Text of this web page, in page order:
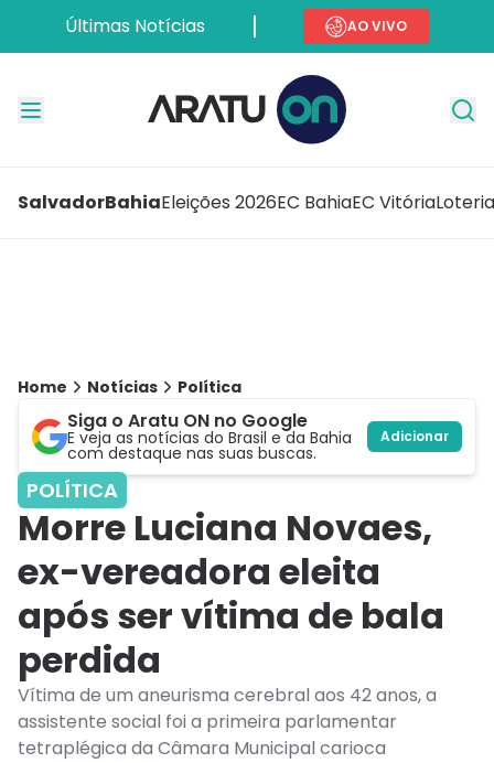
Últimas Notícias AO VIVO
SalvadorBahiaEleições 2026EC BahiaEC Vitória
Home Notícias Política
Siga o Aratu ON no Google
E veja as notícias do Brasil e da Bahia
com destaque nas suas buscas.
Adicionar
POLÍTICA
Morre Luciana Novaes,
ex-vereadora eleita
após ser vítima de bala
perdida
Vítima de um aneurisma cerebral aos 42 anos, a
assistente social foi a primeira parlamentar
tetraplégica da Câmara Municipal carioca